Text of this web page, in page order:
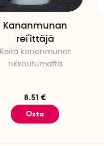
Kananmunan
rei'ittäjä
Keitä kananmunat
rikkoutumatta
8.51 €
Osta